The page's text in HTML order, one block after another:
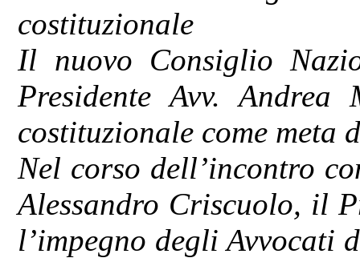
costituzionale
Il nuovo Consiglio
Presidente Avv.
costituzionale come
Nel corso dell’incontro
Alessandro Criscuolo, il
l’impegno degli